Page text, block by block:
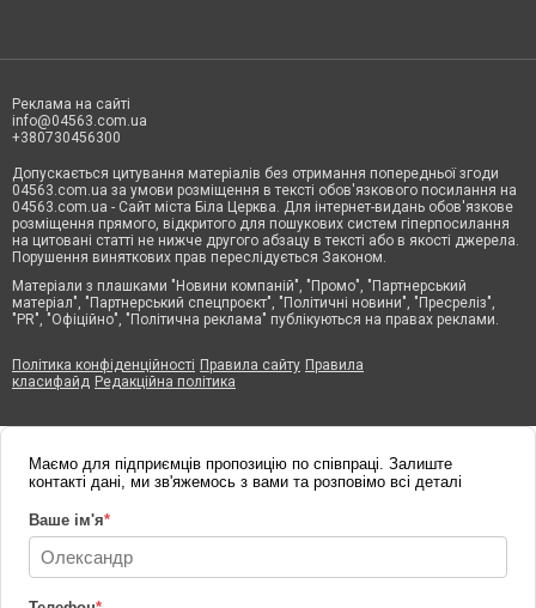
Реклама на сайті
info@04563.com.ua
+380730456300
Допускається цитування матеріалів без отримання попередньої згоди
04563.com.ua за умови розміщення в тексті обов'язкового посилання на
04563.com.ua - Сайт міста Біла Церква. Для інтернет-видань обов'язкове
розміщення прямого, відкритого для пошукових систем гіперпосилання
на цитовані статті не нижче другого абзацу в тексті або в якості джерела.
Порушення виняткових прав переслідується Законом.
Матеріали з плашками "Новини компаній", "Промо", "Партнерський
матеріал", "Партнерський спецпроєкт", "Політичні новини", "Пресреліз",
"PR", "Офіційно", "Політична реклама" публікуються на правах реклами.
Політика конфіденційності Правила сайту Правила
класифайд Редакційна політика
Маємо для підприємців пропозицію по співпраці. Залиште
контакті дані, ми зв'яжемось з вами та розповімо всі деталі
Ваше ім'я*